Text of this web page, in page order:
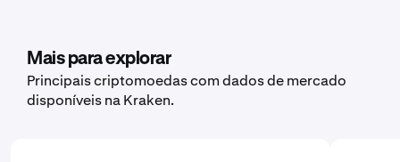
Mais para explorar
Principais criptomoedas com dados de mercado
disponíveis na Kraken.